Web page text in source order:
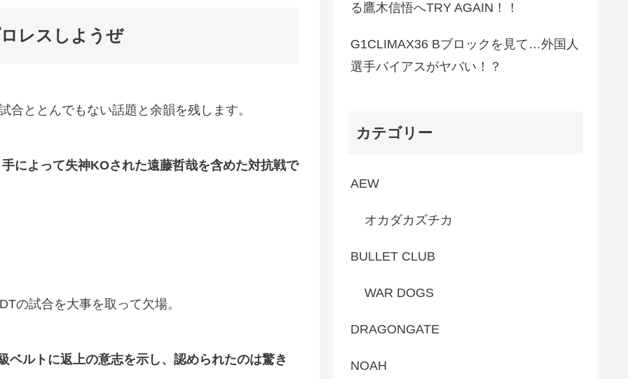
レスしようぜ
ととんでもない話題と余韻を残します。
によって失神KOされた遠藤哲哉を含めた対抗戦で
の試合を大事を取って欠場。
ベルトに返上の意志を示し、認められたのは驚き
る鷹木信悟へTRY AGAIN！！
G1CLIMAX36 Bブロックを見て…外国人
選手バイアスがヤバい！？
カテゴリー
AEW
オカダカズチカ
BULLET CLUB
WAR DOGS
DRAGONGATE
NOAH